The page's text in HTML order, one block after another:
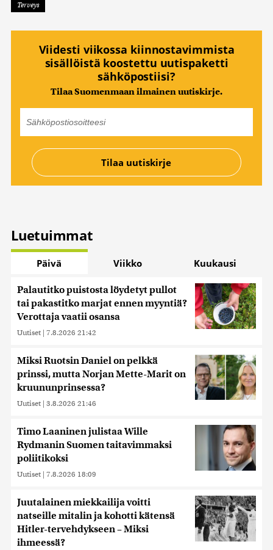
Terveys
Viidesti viikossa kiinnostavimmista
sisällöistä koostettu uutispaketti
sähköpostiisi?
Tilaa Suomenmaan ilmainen uutiskirje.
Luetuimmat
Päivä Viikko Kuukausi
Palautitko puistosta löydetyt pullot
tai pakastitko marjat ennen myyntiä?
Verottaja vaatii osansa
Uutiset | 7.8.2026 21:42
Miksi Ruotsin Daniel on pelkkä
prinssi, mutta Norjan Mette-Marit on
kruununprinsessa?
Uutiset | 3.8.2026 21:46
Timo Laaninen julistaa Wille
Rydmanin Suomen taitavimmaksi
poliitikoksi
Uutiset | 7.8.2026 18:09
Juutalainen miekkailija voitti
natseille mitalin ja kohotti kätensä
Hitler-tervehdykseen – Miksi
ihmeessä?